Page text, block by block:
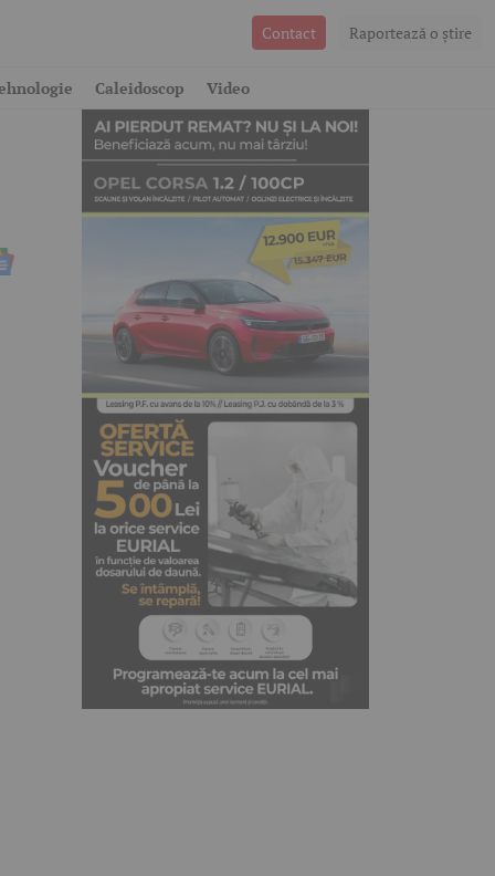
Contact Raportează o ştire
Caleidoscop Video